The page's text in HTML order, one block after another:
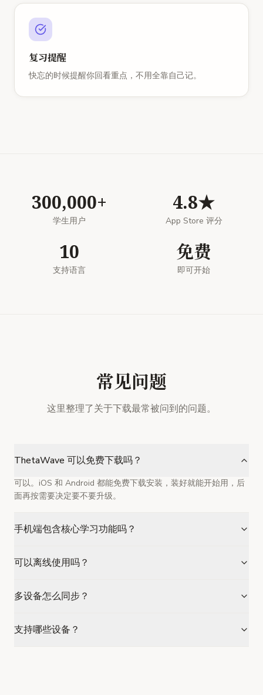
复习提醒
快忘的时候提醒你回看重点，不用全靠自己记。
300,000+
学生用户
4.8★
App Store 评分
10
支持语言
免费
即可开始
常见问题
这里整理了关于下载最常被问到的问题。
ThetaWave 可以免费下载吗？
可以。iOS 和 Android 都能免费下载安装，装好就能开始用，后
面再按需要决定要不要升级。
手机端包含核心学习功能吗？
可以离线使用吗？
多设备怎么同步？
支持哪些设备？